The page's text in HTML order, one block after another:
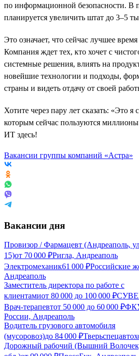
по информационной безопасности. В
планируется увеличить штат до 3–5
Это означает, что сейчас лучшее
Компания ждет тех, кто хочет с
системные решения, влиять на
новейшие технологии и подходы,
страны и видеть отдачу от своей
Хотите через пару лет сказать: «Это я
которым сейчас пользуются
ИТ здесь!
Вакансии группы компаний «Астра»
Вакансии дня
Провизор / Фармацевт (Андреаполь,
15)от 70 000 ₽Ригла, Андреаполь
Электромеханик61 000 ₽Российские
Андреаполь
Заместитель директора по работе с
клиентамиот 80 000 до 100 000 ₽
Врач-терапевтот 50 000 до 60 000 ₽
России, Андреаполь
Водитель грузового автомобиля
(мусоровоз)до 84 000 ₽
Дорожный рабочий (Вышний